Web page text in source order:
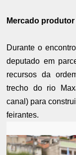
Mercado
Durante o
deputado em
recursos da
trecho do rio
canal) para
feirantes.